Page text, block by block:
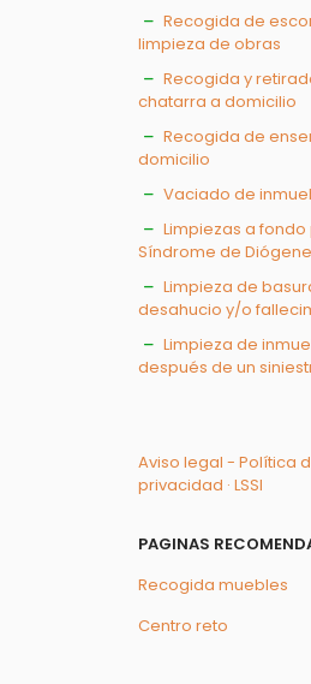
Recogida de
limpieza de obras
Recogida y
chatarra a domicilio
Recogida de
domicilio
Vaciado de
Limpiezas a
Síndrome de
Limpieza de
desahucio y/o
Limpieza de
después de un
Aviso legal - Política
privacidad · LSSI
PAGINAS
Recogida muebles
Centro reto